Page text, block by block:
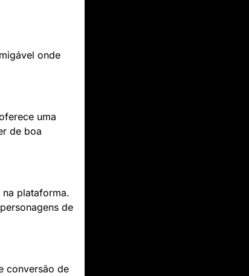
onde
uma
de boa
plataforma.
de
conversão de